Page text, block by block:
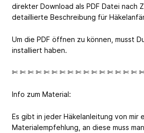
direkter Download als PDF Datei nach
detaillierte Beschreibung für
Um die PDF öffnen zu können, musst
installiert haben.
✄ ✄ ✄ ✄ ✄ ✄ ✄ ✄ ✄ ✄ ✄ ✄ ✄ ✄ ✄ ✄
Info zum Material:
Es gibt in jeder Häkelanleitung von mir
Materialempfehlung, an diese muss